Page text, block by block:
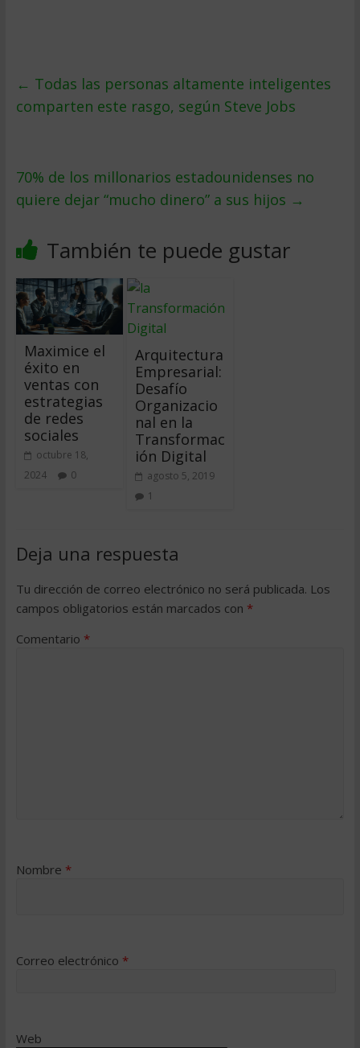
← Todas las personas altamente inteligentes
comparten este rasgo, según Steve Jobs
70% de los millonarios estadounidenses no
quiere dejar “mucho dinero” a sus hijos →
También te puede gustar
Maximice el
éxito en
ventas con
estrategias
de redes
sociales
octubre 18,
2024
0
Arquitectura
Empresarial:
Desafío
Organizacio
nal en la
Transformac
ión Digital
agosto 5, 2019
1
Deja una respuesta
Tu dirección de correo electrónico no será publicada. Los
campos obligatorios están marcados con *
Comentario *
Nombre *
Correo electrónico *
Web